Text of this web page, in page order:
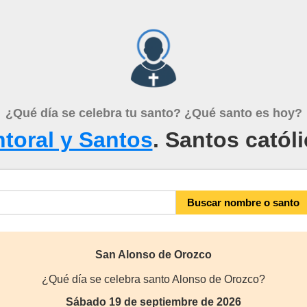
¿Qué día se celebra tu santo? ¿Qué santo es hoy?
y Santos. Santos
San Alonso de Orozco
¿Qué día se celebra santo Alonso de Orozco?
Sábado 19 de septiembre de 2026